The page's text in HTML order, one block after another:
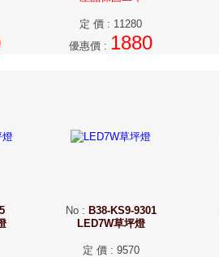
定 價 : 11280
優惠價 : 1880
No: B38-KS9-9301
LED7W草坪燈
定 價: 9570